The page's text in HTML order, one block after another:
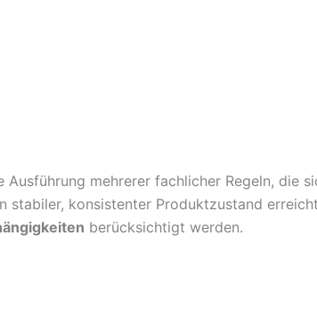
mehrerer fachlicher Regeln, die
stabiler, konsistenter Produktzustand
berücksichtigt werden.